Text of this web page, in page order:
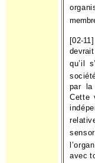
[02-
qu’il
par la
Cette
avec